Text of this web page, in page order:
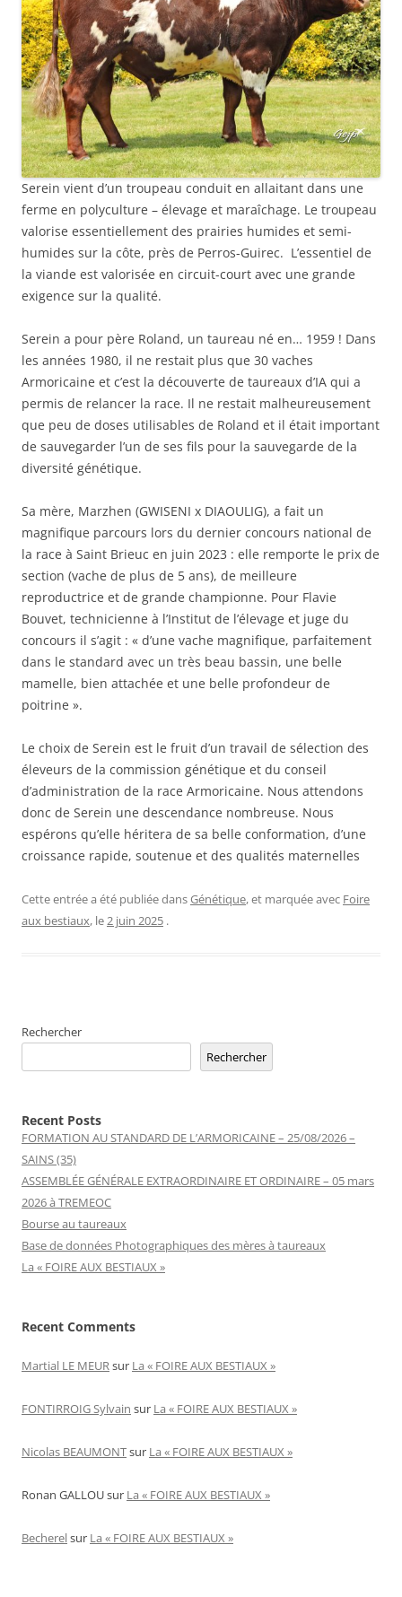
Serein vient d’un troupeau conduit en allaitant dans une
ferme en polyculture – élevage et maraîchage. Le troupeau
valorise essentiellement des prairies humides et semi-
humides sur la côte, près de Perros-Guirec. L’essentiel de
la viande est valorisée en circuit-court avec une grande
exigence sur la qualité.
Serein a pour père Roland, un taureau né en… 1959 ! Dans
les années 1980, il ne restait plus que 30 vaches
Armoricaine et c’est la découverte de taureaux d’IA qui a
permis de relancer la race. Il ne restait malheureusement
que peu de doses utilisables de Roland et il était important
de sauvegarder l’un de ses fils pour la sauvegarde de la
diversité génétique.
Sa mère, Marzhen (GWISENI x DIAOULIG), a fait un
magnifique parcours lors du dernier concours national de
la race à Saint Brieuc en juin 2023 : elle remporte le prix de
section (vache de plus de 5 ans), de meilleure
reproductrice et de grande championne. Pour Flavie
Bouvet, technicienne à l’Institut de l’élevage et juge du
concours il s’agit : « d’une vache magnifique, parfaitement
dans le standard avec un très beau bassin, une belle
mamelle, bien attachée et une belle profondeur de
poitrine ».
Le choix de Serein est le fruit d’un travail de sélection des
éleveurs de la commission génétique et du conseil
d’administration de la race Armoricaine. Nous attendons
donc de Serein une descendance nombreuse. Nous
espérons qu’elle héritera de sa belle conformation, d’une
croissance rapide, soutenue et des qualités maternelles
Cette entrée a été publiée dansGénétique, et marquée avec Foire
aux bestiaux, le2 juin 2025 .
Rechercher
Rechercher
Recent Posts
FORMATION AU STANDARD DE L’ARMORICAINE – 25/08/2026 –
SAINS (35)
ASSEMBLÉE GÉNÉRALE EXTRAORDINAIRE ET ORDINAIRE – 05 mars
2026 à TREMEOC
Bourse au taureaux
Base de données Photographiques des mères à taureaux
La « FOIRE AUX BESTIAUX »
Recent Comments
Martial LE MEURsur La « FOIRE AUX BESTIAUX »
FONTIRROIG Sylvain sur La « FOIRE AUX BESTIAUX »
Nicolas BEAUMONTsur La « FOIRE AUX BESTIAUX »
Ronan GALLOUsur La « FOIRE AUX BESTIAUX »
Becherelsur La « FOIRE AUX BESTIAUX »